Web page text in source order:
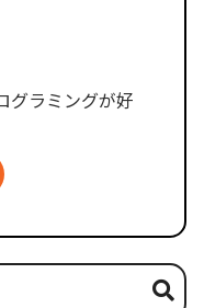
グラミングが好